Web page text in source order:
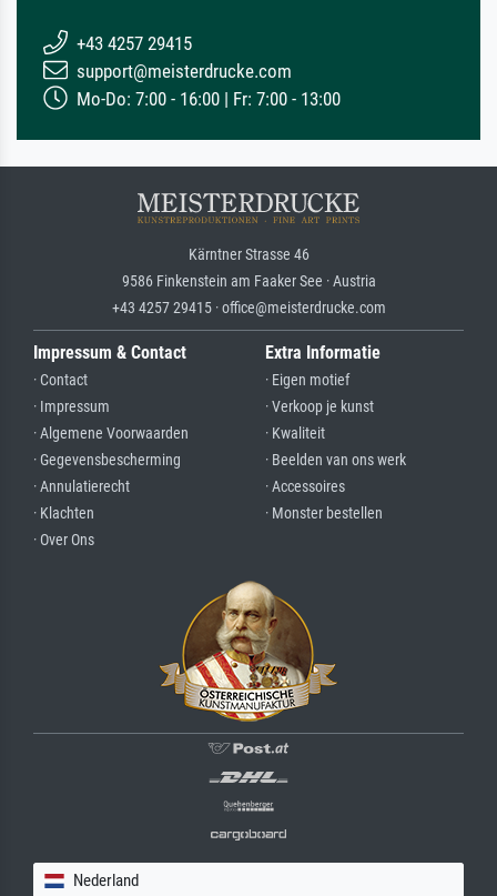
+43 4257 29415
support@meisterdrucke.com
Mo-Do: 7:00 - 16:00 | Fr: 7:00 - 13:00
Kärntner Strasse 46
9586 Finkenstein am Faaker See · Austria
+43 4257 29415 · office@meisterdrucke.com
Impressum & Contact
· Contact
· Impressum
· Algemene Voorwaarden
· Gegevensbescherming
· Annulatierecht
· Klachten
· Over Ons
Extra Informatie
· Eigen motief
· Verkoop je kunst
· Kwaliteit
· Beelden van ons werk
· Accessoires
· Monster bestellen
Nederland